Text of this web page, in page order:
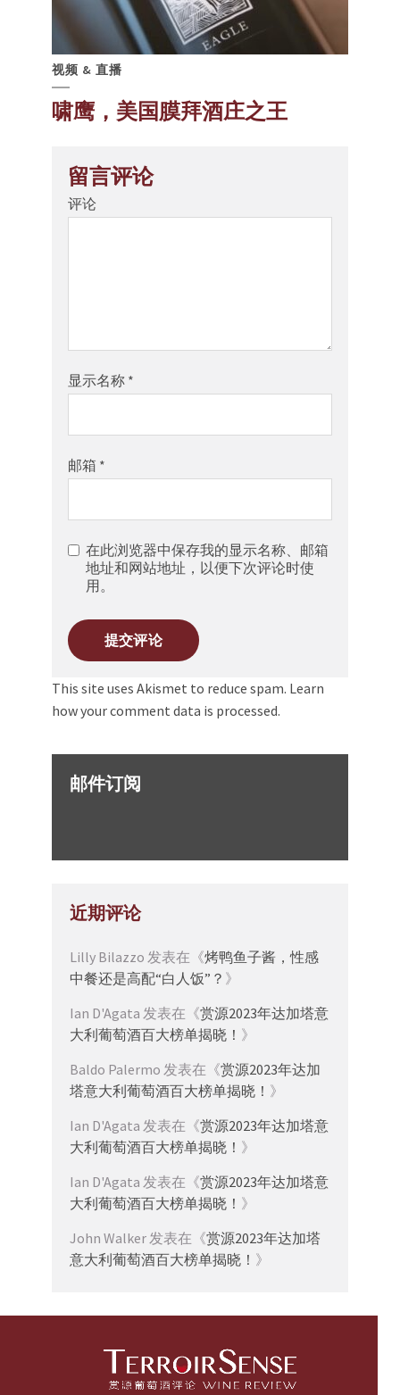
视频 & 直播
啸鹰，美国膜拜酒庄之王
留言评论
评论
显示名称 *
邮箱 *
在此浏览器中保存我的显示名称、邮箱
地址和网站地址，以便下次评论时使
用。
This site uses Akismet to reduce spam. Learn
how your comment data is processed.
邮件订阅
近期评论
Lilly Bilazzo 发表在《烤鸭鱼子酱，性感
中餐还是高配“白人饭”？ 》
Ian D'Agata 发表在《赏源2023年达加塔意
大利葡萄酒百大榜单揭晓！ 》
Baldo Palermo 发表在《赏源2023年达加
塔意大利葡萄酒百大榜单揭晓！ 》
Ian D'Agata 发表在《赏源2023年达加塔意
大利葡萄酒百大榜单揭晓！ 》
Ian D'Agata 发表在《赏源2023年达加塔意
大利葡萄酒百大榜单揭晓！ 》
John Walker发表在《赏源2023年达加塔
意大利葡萄酒百大榜单揭晓！ 》